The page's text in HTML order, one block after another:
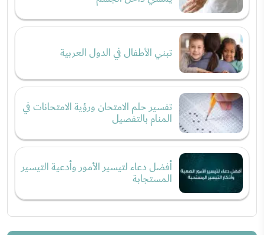
تبني الأطفال في الدول العربية
تفسير حلم الامتحان ورؤية الامتحانات في
المنام بالتفصيل
أفضل دعاء لتيسير الأمور وأدعية التيسير
المستجابة